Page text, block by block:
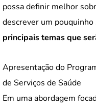
possa definir melhor
descrever um
principais temas que
Apresentação do
de Serviços de Saúde
Em uma abordagem